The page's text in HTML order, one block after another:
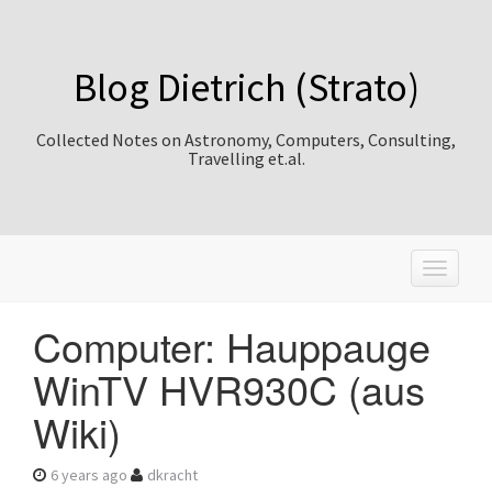
Blog Dietrich (Strato)
Collected Notes on Astronomy, Computers, Consulting,
Travelling et.al.
T
o
Computer: Hauppauge
WinTV HVR930C (aus
Wiki)
6 years ago dkracht